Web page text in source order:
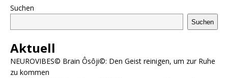
Suchen
Suchen
Aktuell
NEUROVIBES© Brain Ôsôji©: Den Geist reinigen, um zur Ruhe
zu kommen